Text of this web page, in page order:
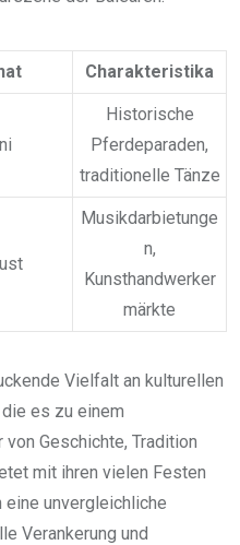
Charakteristika
Historische
Pferdeparaden,
traditionelle Tänze
Musikdarbietunge
n,
Kunsthandwerker
märkte
Vielfalt an kulturellen
es zu einem
Geschichte, Tradition
mit ihren vielen Festen
eine unvergleichliche
Verankerung und